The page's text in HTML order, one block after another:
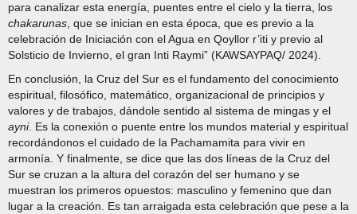
para canalizar esta energía, puentes entre el cielo y la tierra, los
chakarunas, que se inician en esta época, que es previo a la
celebración de Iniciación con el Agua en Qoyllor r’iti y previo al
Solsticio de Invierno, el gran Inti Raymi” (KAWSAYPAQ/ 2024).
En conclusión, la Cruz del Sur es el fundamento del conocimiento
espiritual, filosófico, matemático, organizacional de principios y
valores y de trabajos, dándole sentido al sistema de mingas y el
ayni. Es la conexión o puente entre los mundos material y espiritual
recordándonos el cuidado de la Pachamamita para vivir en
armonía. Y finalmente, se dice que las dos líneas de la Cruz del
Sur se cruzan a la altura del corazón del ser humano y se
muestran los primeros opuestos: masculino y femenino que dan
lugar a la creación. Es tan arraigada esta celebración que pese a la